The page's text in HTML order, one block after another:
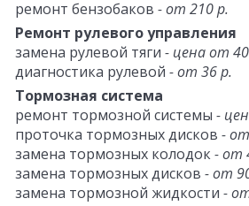
ремонт бензобаков - от 210 р.
Ремонт рулевого управления
замена рулевой тяги - цена от
диагностика рулевой - от 36 р.
Тормозная система
ремонт тормозной системы -
проточка тормозных дисков -
замена тормозных колодок- от
замена тормозных дисков - от
замена тормозной жидкости -